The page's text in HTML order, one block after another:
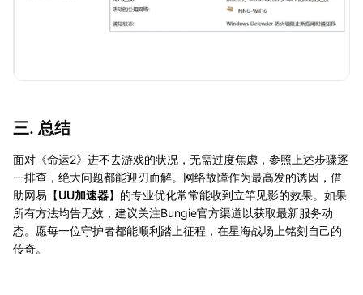
三. 总结
面对《命运2》进不去游戏的状况，无需过度焦虑，参照上述步骤逐
一排查，绝大问题都能迎刃而解。网络故障作为最高发的诱因，借
助网易【UU加速器】的专业优化常常能收到立竿见影的效果。如果
所有方法均告无效，建议关注Bungie官方渠道以获取最新服务动
态。愿每一位守护者都能顺利踏上征程，在星海战场上铭刻自己的
传奇。